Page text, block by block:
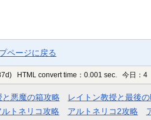
ページに戻る
HTML convert time：0.001 sec. 今日：4
と悪魔の箱攻略 レイトン教授と最後
ルトネリコ攻略 アルトネリコ2攻略